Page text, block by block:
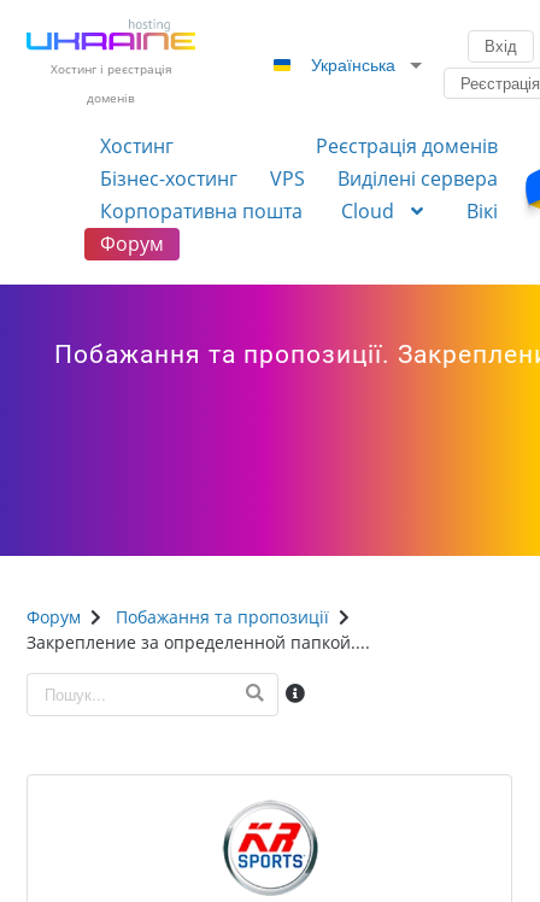
Хостинг і реєстрація
доменів
Українська
Вхід
Реєстрація
Хостинг
Реєстрація доменів
Бізнес-хостинг
VPS
Виділені сервера
Корпоративна пошта
Cloud
Вікі
Форум
Побажання та пропозиції.
Форум
Побажання та пропозиції
Закрепление за определенной папкой....